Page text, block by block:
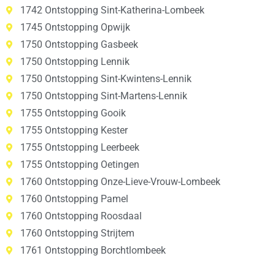
1742 Ontstopping Sint-Katherina-Lombeek
1745 Ontstopping Opwijk
1750 Ontstopping Gasbeek
1750 Ontstopping Lennik
1750 Ontstopping Sint-Kwintens-Lennik
1750 Ontstopping Sint-Martens-Lennik
1755 Ontstopping Gooik
1755 Ontstopping Kester
1755 Ontstopping Leerbeek
1755 Ontstopping Oetingen
1760 Ontstopping Onze-Lieve-Vrouw-Lombeek
1760 Ontstopping Pamel
1760 Ontstopping Roosdaal
1760 Ontstopping Strijtem
1761 Ontstopping Borchtlombeek